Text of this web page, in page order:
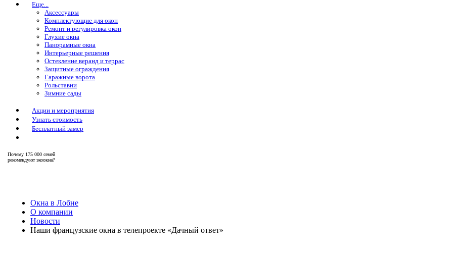
Еще...
Аксессуары
Комплектующие для окон
Ремонт и регулировка окон
Глухие окна
Панорамные окна
Интерьерные решения
Остекление веранд и террас
Защитные ограждения
Гаражные ворота
Рольставни
Зимние сады
Акции и мероприятия
Узнать стоимость
Бесплатный замер
Почему 175 000 семей
рекомендуют экоокна?
Окна в Лобне
О компании
Новости
Наши французские окна в телепроекте «Дачный ответ»